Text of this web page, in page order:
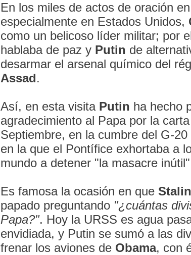
En los miles de actos de oración
especialmente en Estados Unidos,
como un belicoso líder militar; por
hablaba de paz y Putin de
desarmar el arsenal químico del
Assad.
Así, en esta visita Putin ha hecho
agradecimiento al Papa por la
Septiembre, en la cumbre del G-
en la que el Pontífice exhortaba a
mundo a detener "la masacre
Es famosa la ocasión en que Stalin
papado preguntando "¿cuántas
Papa?". Hoy la URSS es agua
envidiada, y Putin se sumó a las
frenar los aviones de Obama, con